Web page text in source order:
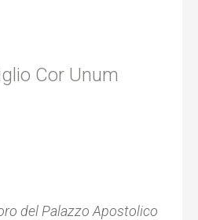
Cor Unum
del Palazzo Apostolico